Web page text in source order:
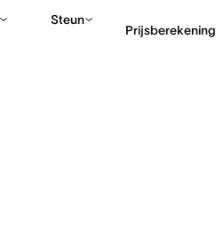
Steun
Prijsberekening